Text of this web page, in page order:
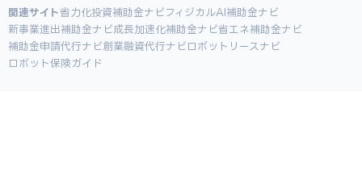
関連サイト省力化投資補助金ナビ フィジカルAI補助金ナビ
新事業進出補助金ナビ成長加速化補助金ナビ省エネ補助金ナビ
補助金申請代行ナビ創業融資代行ナビ ロボットリースナビ
ロボット保険ガイド